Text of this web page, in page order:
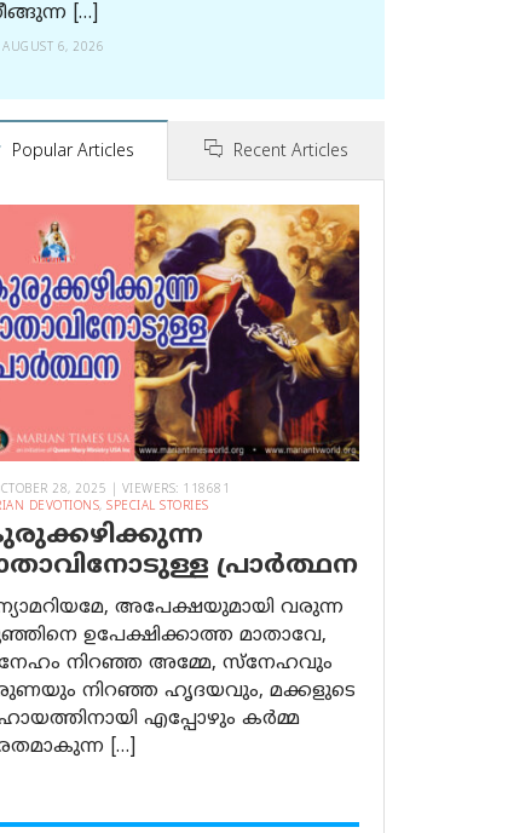
[…]
AUGUST 6, 2026
Popular Articles Recent Articles
28, 2025 | VIEWERS: 118681
DEVOTIONS, SPECIAL STORIES
പ്രാര്‍ത്ഥന
അപേക്ഷയുമായി വരുന്ന
ഉപേക്ഷിക്കാത്ത മാതാവേ,
നിറഞ്ഞ അമ്മേ, സ്നേഹവും
നിറഞ്ഞ ഹൃദയവും, മക്കളുടെ
എപ്പോഴും കർമ്മ
[…]